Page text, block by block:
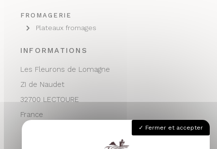
INFORMATIONS
Les Fleurons de Lomagne
ZI de Naudet
32700 LECTOURE
France
FROMAGERIE
Plateaux fromages
Fermer et accepter